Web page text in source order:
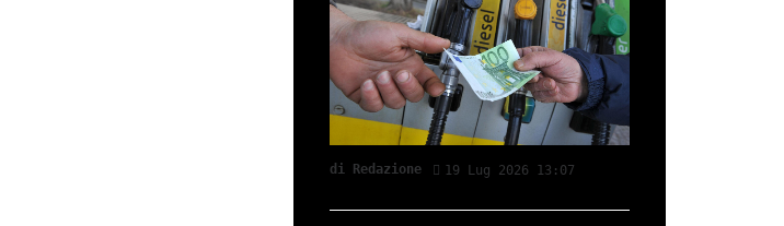
di Redazione 19 Lug 2026 13:07